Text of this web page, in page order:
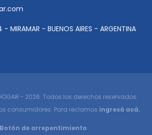
MIRAMAR - BUENOS AIRES - ARGENTINA
- 2026. Todos los derechos reservados.
consumidores. Para reclamos ingresá acá.
Botón de arrepentimiento